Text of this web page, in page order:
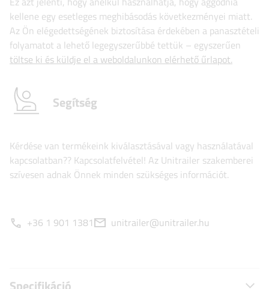
kellene egy esetleges meghibásodás következményei miatt.
Az Ön elégedettségének biztosítása érdekében a panasztételi
folyamatot a lehető legegyszerűbbé tettük – egyszerűen
töltse ki és küldje el a weboldalunkon elérhető űrlapot.
Segítség
Kérdése van termékeink kiválasztásával vagy használatával
kapcsolatban?? Kapcsolatfelvétel! Az Unitrailer szakemberei
szívesen adnak Önnek minden szükséges információt.
+36 1 901 1381 unitrailer@unitrailer.hu